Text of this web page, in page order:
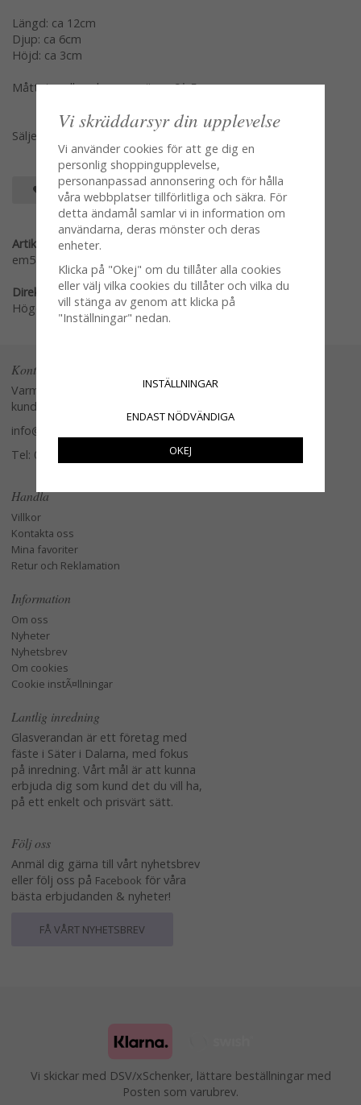
Längd: ca 12cm
Djup: ca 6cm
Höjd: ca 3cm
Måttet mellan skruvarna är ca 9*,5cm
Säljes per styck en och en
SPARA SOM FAVORIT
Artikelnummer:
em5898
Direktlänk:
Högerklicka och kopiera adressen
Kontakta oss
Varmt välkommen att kontakta vår
kundtjänst.
info@glasverandan.se
Tel: 079-3495968
Handla
Villkor
Kontakta oss
Mina favoriter
Retur och Reklamation
Information
Om oss
Nyheter
Nyhetsbrev
Om cookies
Cookie instÃ¤llningar
Lantlig inredning
Glasverandan är ett företag med
fäste i Säter i Dalarna, med fokus
på inredning. Vårt mål är att kunna
erbjuda dig som kund det du vill ha,
på ett enkelt och prisvärt sätt.
Följ oss
Anmäl dig gärna till vårt nyhetsbrev
eller följ oss på Facebook för våra
bästa erbjudanden & nyheter!
FÅ VÅRT NYHETSBREV
Vi skickar med DSV/xSchenker, lättare beställningar med
Posten som varubrev.
Vi skräddarsyr din upplevelse
Vi använder cookies för att ge dig en
personlig shoppingupplevelse,
personanpassad annonsering och för hålla
våra webbplatser tillförlitliga och säkra. För
detta ändamål samlar vi in information om
användarna, deras mönster och deras
enheter.
Klicka på "Okej" om du tillåter alla cookies
eller välj vilka cookies du tillåter och vilka du
vill stänga av genom att klicka på
"Inställningar" nedan.
INSTÄLLNINGAR
ENDAST NÖDVÄNDIGA
OKEJ